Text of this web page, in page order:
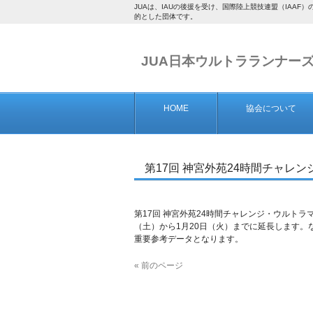
JUAは、IAUの後援を受け、国際陸上競技連盟（IAAF）
的とした団体です。
JUA日本ウルトラランナー
HOME 協会について
第17回 神宮外苑24時間チャレン
第17回 神宮外苑24時間チャレンジ・ウルトラ
（土）から1月20日（火）までに延長します
重要参考データとなります。
« 前のページ